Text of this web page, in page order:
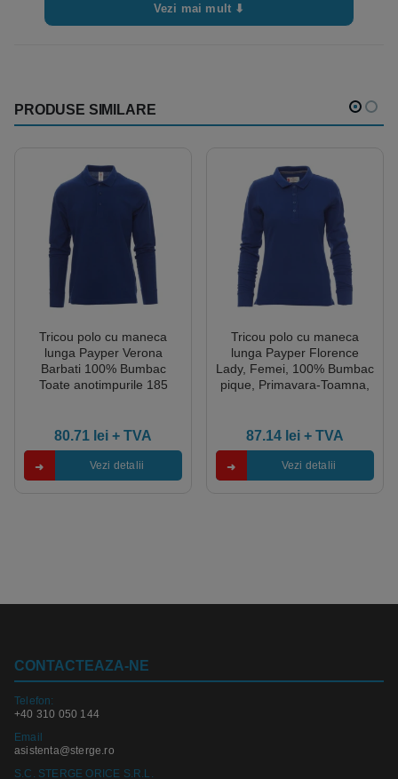
Vezi mai mult ⬇
PRODUSE SIMILARE
Tricou polo cu maneca
lunga Payper Verona
Barbati 100% Bumbac
Toate anotimpurile 185
80.71 lei + TVA
Vezi detalii
Tricou polo cu maneca
lunga Payper Florence
Lady, Femei, 100% Bumbac
pique, Primavara-Toamna,
87.14 lei + TVA
Vezi detalii
CONTACTEAZA-NE
Telefon:
+40 310 050 144
Email
asistenta@sterge.ro
S.C. STERGE ORICE S.R.L.